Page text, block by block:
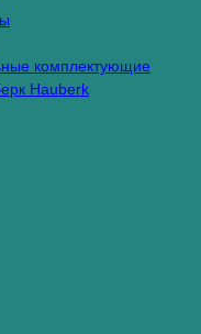
комплектующие
Hauberk